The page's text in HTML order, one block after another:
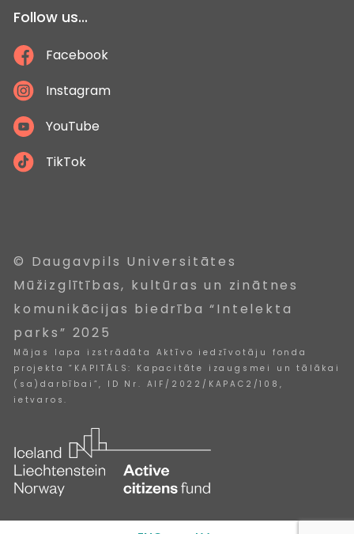
Follow us...
Facebook
Instagram
YouTube
TikTok
© Daugavpils Universitātes
Mūžizglītības, kultūras un zinātnes
komunikācijas biedrība “Intelekta
parks” 2025
Mājas lapa izstrādāta Aktīvo iedzīvotāju fonda
projekta “KAPITĀLS: Kapacitāte izaugsmei un tālākai
(sa)darbībai”, ID Nr. AIF/2022/KAPAC2/108,
ietvaros.